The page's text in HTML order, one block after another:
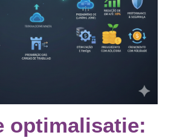
optimalisatie: